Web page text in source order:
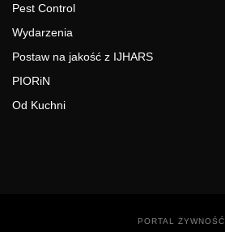
Pest Control
Wydarzenia
Postaw na jakość z IJHARS
PIORiN
Od Kuchni
PORTAL ŻYWNOŚĆ